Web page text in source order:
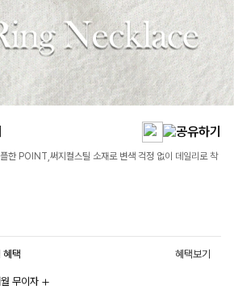
한 POINT,써지컬스틸 소재로 변색 걱정 없이 데일리로 착
혜택 혜택보기
무이자